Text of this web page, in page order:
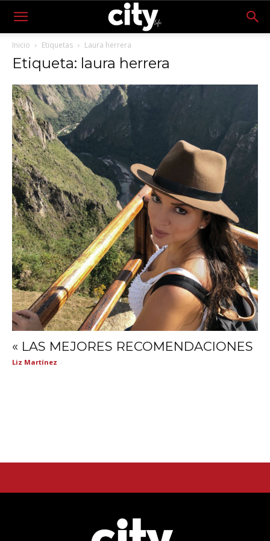
Inicio Etiquetas Laura herrera
Etiqueta: laura herrera
« LAS MEJORES RECOMENDACIONES
Liz Martínez -